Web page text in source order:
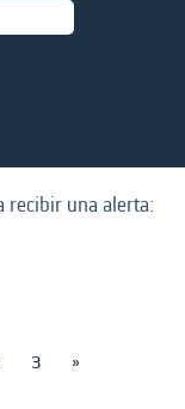
recibir una alerta:
3 »